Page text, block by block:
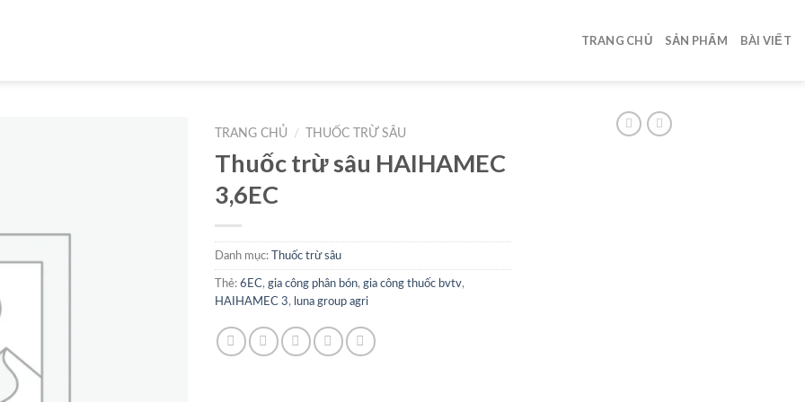
TRANG CHỦ SẢN PHẨM BÀI VIẾT
TRANG CHỦ / THUỐC TRỪ SÂU
Thuốc trừ sâu HAIHAMEC
3,6EC
Danh mục: Thuốc trừ sâu
Thẻ: 6EC, gia công phân bón, gia công thuốc bvtv,
HAIHAMEC 3, luna group agri